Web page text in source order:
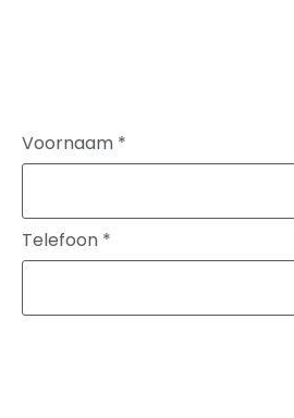
Voornaam *
Telefoon *